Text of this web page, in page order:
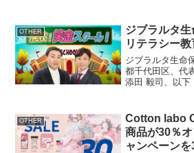
OTHER
ジブラルタ
リテラシー
ジブラルタ生命
都千代田区、代
添田 毅司、以下
業」)は2024年4
代の...
OTHER
Cotton labo
商品が30％
ャンペーン